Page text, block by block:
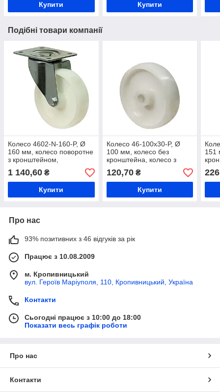
Купити Купити
Подібні товари компанії
Колесо 4602-N-160-P, Ø
160 мм, колесо поворотне
з кронштейном,
Norma, колесо на харчове
виробництво
1 140,60 ₴
Купити
Колесо 46-100х30-P, Ø
100 мм, колесо без
кронштейна, колесо з
колесо на обладнання,
морозостійке колесо
120,70₴
Купити
151
Про нас
93% позитивних з 46 відгуків за рік
Працює з 10.08.2009
м. Кропивницький
вул. Героїв Маріуполя, 110, Кропивницький, Україна
Контакти
Сьогодні працює з 10:00 до 18:00
Показати весь графік роботи
Про нас
Контакти